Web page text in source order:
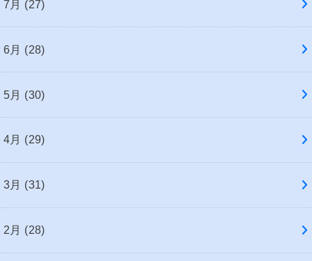
7月 (27)
6月 (28)
5月 (30)
4月 (29)
3月 (31)
2月 (28)